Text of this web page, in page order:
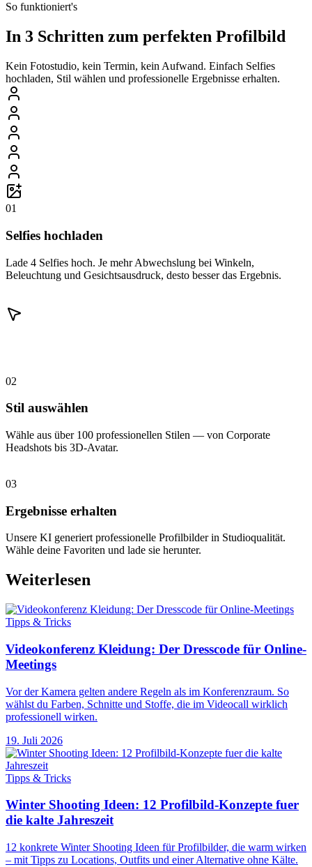
So funktioniert's
In 3 Schritten zum perfekten Profilbild
Kein Fotostudio, kein Termin, kein Aufwand. Einfach Selfies
hochladen, Stil wählen und professionelle Ergebnisse erhalten.
01
Selfies hochladen
Lade 4 Selfies hoch. Je mehr Abwechslung bei Winkeln,
Beleuchtung und Gesichtsausdruck, desto besser das Ergebnis.
02
Stil auswählen
Wähle aus über 100 professionellen Stilen — von Corporate
Headshots bis 3D-Avatar.
03
Ergebnisse erhalten
Unsere KI generiert professionelle Profilbilder in Studioqualität.
Wähle deine Favoriten und lade sie herunter.
Weiterlesen
Tipps & Tricks
Videokonferenz Kleidung: Der Dresscode für Online-
Meetings
Vor der Kamera gelten andere Regeln als im Konferenzraum. So
wählst du Farben, Schnitte und Stoffe, die im Videocall wirklich
professionell wirken.
19. Juli 2026
Tipps & Tricks
Winter Shooting Ideen: 12 Profilbild-Konzepte fuer
die kalte Jahreszeit
12 konkrete Winter Shooting Ideen für Profilbilder, die warm wirken
– mit Tipps zu Locations, Outfits und einer Alternative ohne Kälte.